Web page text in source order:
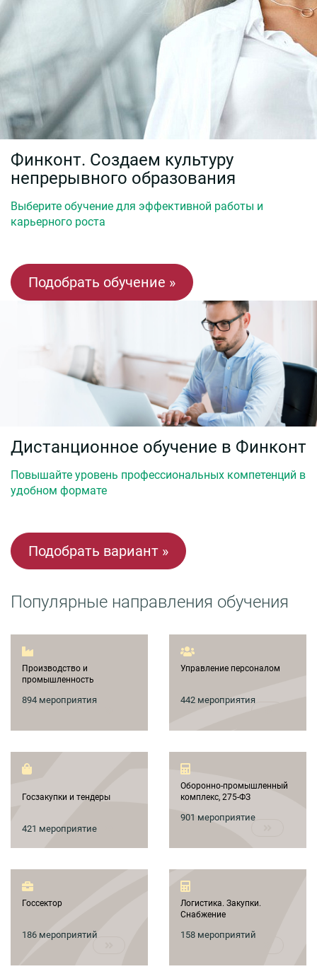
Финконт. Создаем культуру
непрерывного образования
Выберите обучение для эффективной работы и
карьерного роста
Подобрать обучение »
Дистанционное обучение в Финконт
Повышайте уровень профессиональных компетенций в
удобном формате
Подобрать вариант »
Популярные направления обучения
Производство и
промышленность
894 мероприятия
Управление персоналом
442 мероприятия
Госзакупки и тендеры
421 мероприятие
Оборонно-промышленный
комплекс, 275-ФЗ
901 мероприятие
Госсектор
186 мероприятий
Логистика. Закупки.
Снабжение
158 мероприятий